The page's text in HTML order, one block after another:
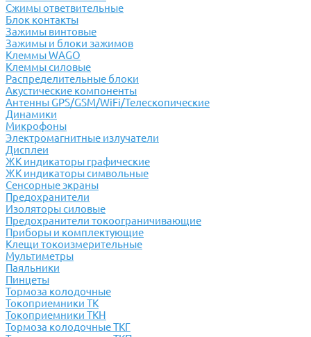
Cжимы ответвительные
Блок контакты
Зажимы винтовые
Зажимы и блоки зажимов
Клеммы WAGO
Клеммы силовые
Распределительные блоки
Акустические компоненты
Антенны GPS/GSM/WiFi/Телескопические
Динамики
Микрофоны
Электромагнитные излучатели
Дисплеи
ЖК индикаторы графические
ЖК индикаторы символьные
Сенсорные экраны
Предохранители
Изоляторы силовые
Предохранители токоограничивающие
Приборы и комплектующие
Клещи токоизмерительные
Мультиметры
Паяльники
Пинцеты
Тормоза колодочные
Токоприемники ТК
Токоприемники ТКН
Тормоза колодочные ТКГ